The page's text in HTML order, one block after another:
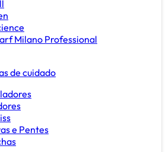
Milano Professional
de cuidado
e Pentes